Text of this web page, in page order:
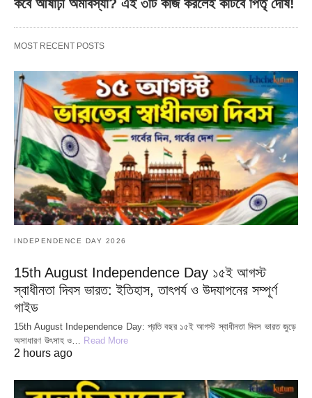
কবে আষাঢ়ী অমাবস্যা? এই ৩টি কাজ করলেই কাটবে পিতৃ দোষ!
MOST RECENT POSTS
INDEPENDENCE DAY 2026
15th August Independence Day ১৫ই আগস্ট
স্বাধীনতা দিবস ভারত: ইতিহাস, তাৎপর্য ও উদযাপনের সম্পূর্ণ
গাইড
15th August Independence Day: প্রতি বছর ১৫ই আগস্ট স্বাধীনতা দিবস ভারত জুড়ে
অসাধারণ উৎসাহ ও… Read More
2 hours ago